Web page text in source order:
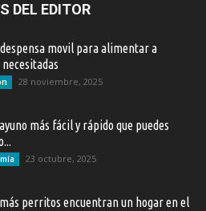
DEL EDITOR
movil para alimentar a
28 noviembre, 2025
más fácil y rápido que puedes
23 octubre, 2025
más perritos encuentran un hogar en el